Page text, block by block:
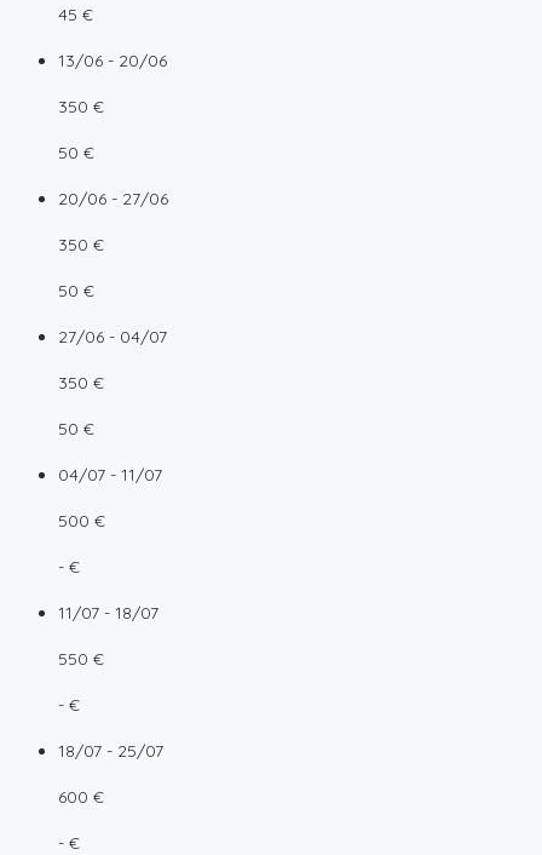
45 €
13/06 - 20/06
350 €
50 €
20/06 - 27/06
350 €
50 €
27/06 - 04/07
350 €
50 €
04/07 - 11/07
500 €
- €
11/07 - 18/07
550 €
- €
18/07 - 25/07
600 €
- €